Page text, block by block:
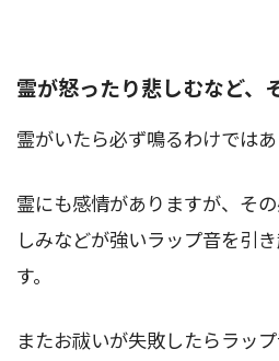
霊が怒ったり悲しむなど、
霊がいたら必ず鳴るわけではあ
霊にも感情がありますが、そ
しみなどが強いラップ音を引
す。
またお祓いが失敗したらラッ